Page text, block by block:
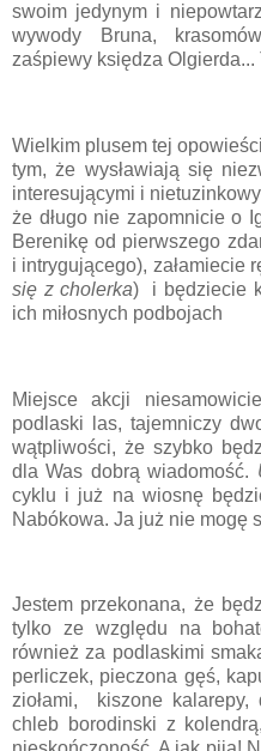
swoim jedynym i
wywody Bruna,
zaśpiewy księdza Olgierda...
Wielkim plusem tej
tym, że wysławiają się
interesującymi i
że długo nie zapomnicie o
Berenikę od pierwszego
i intrygującego), załamiecie
się z cholerka) i będziecie
ich miłosnych podbojach
Miejsce akcji
podlaski las, tajemniczy
wątpliwości, że szybko
dla Was dobrą wiadomość.
cyklu i już na wiosnę
Nabókowa. Ja już nie mogę
Jestem przekonana, że
tylko ze względu na
również za podlaskimi
perliczek, pieczona gęś,
ziołami, kiszone kalarepy,
chleb borodinski z